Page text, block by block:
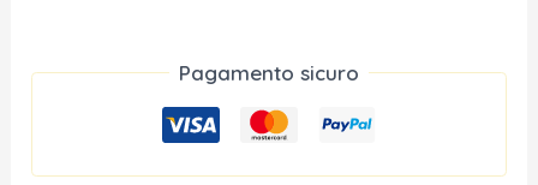
Pagamento sicuro